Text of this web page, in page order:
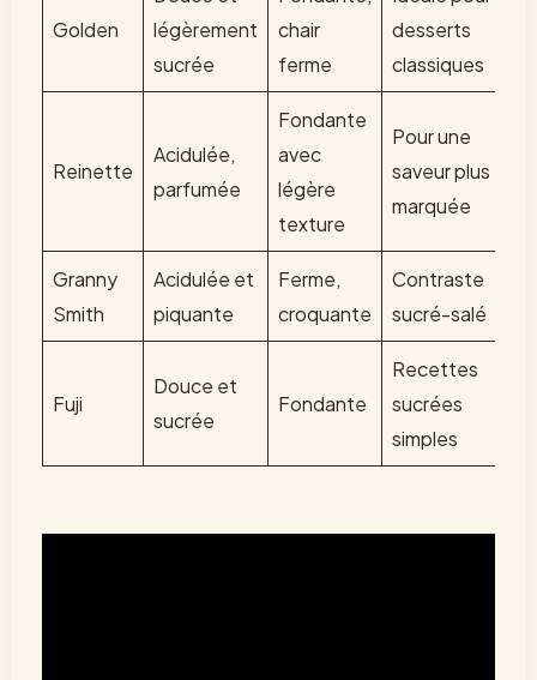
Golden
légèrement
sucrée
chair
ferme
desserts
classiques
Reinette
Acidulée,
parfumée
Fondante
avec
légère
texture
Pour une
saveur plus
marquée
Granny
Smith
Acidulée et
piquante
Ferme,
croquante
Contraste
sucré-salé
Fuji
Douce et
sucrée
Fondante
Recettes
sucrées
simples